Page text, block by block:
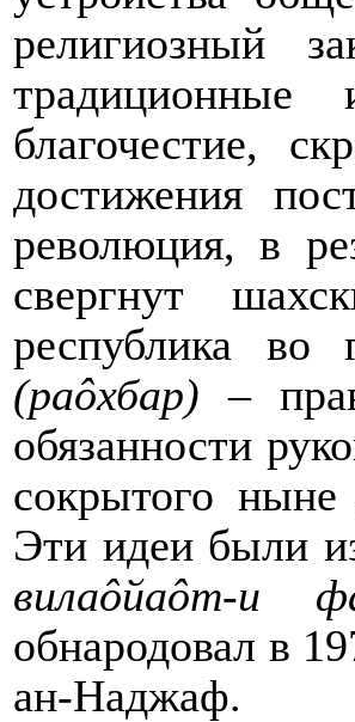
религиозный
традиционные
благочестие,
достижения
революция, в
свергнут
республика
(раôхбар) –
обязанности
сокрытого
Эти идеи были
вилаôйаôт-и
обнародовал в
ан-Наджаф.